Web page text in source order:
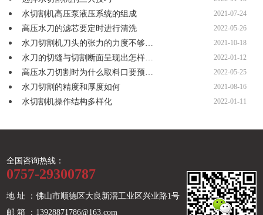
水切割机高压泵液压系统的组成 2021-07-24
高压水刀的滤芯要定时进行清洗 2022-05-26
水刀切割机刀头的张力的力度不够… 2021-10-18
水刀的切缝与切割断面呈现出怎样… 2022-01-12
高压水刀切割时为什么取料口要预… 2022-05-25
水刀切割的精度和厚度如何 2021-08-16
水切割机操作结构多样化 2022-01-11
全国咨询热线：
0757-29300787
地 址 ：佛山市顺德区大良新滘工业区兴业路1号
邮 箱 ：13928871786@163.com